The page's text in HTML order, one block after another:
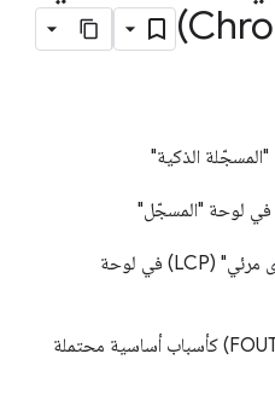
الذكية"
في لوحة "المسجّل"
مقياس "سرعة عرض أكبر محتوى مرئي" (LCP) في لوحة
تحديد ومضات النص (FOIT وFOUT) كأسباب أساسية محتملة